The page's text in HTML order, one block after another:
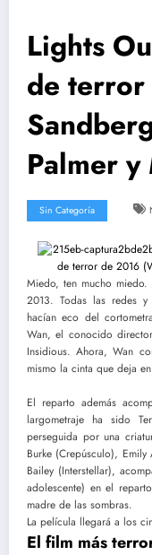
Lights
de
Palmer
Sin Categoría
Miedo, ten mucho
2013. Todas las redes
hacían eco del
Wan, el conocido
Insidious. Ahora, Wan
mismo la cinta que deja
El reparto además
largometraje ha sido
perseguida por una
Burke (Crepúsculo),
Bailey (Interstellar),
adolescente) en el
madre de las sombras.
La película llegará a los
El film más